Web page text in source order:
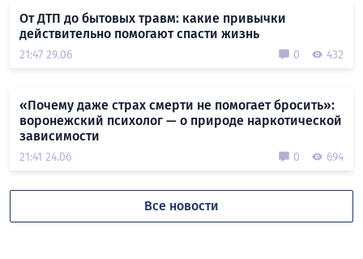
От ДТП до бытовых травм: какие привычки
действительно помогают спасти жизнь
21:47 29.06 0 432
«Почему даже страх смерти не помогает бросить»:
воронежский психолог — о природе наркотической
зависимости
21:41 24.06 0 694
Все новости